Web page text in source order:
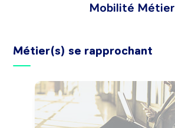
Mobilité Métier
Métier(s) se rapprochant